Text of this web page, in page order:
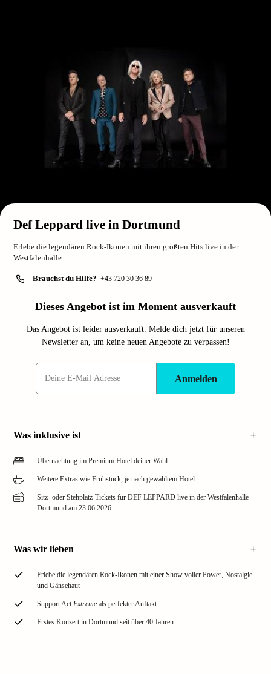
Def Leppard live in Dortmund
Erlebe die legendären Rock-Ikonen mit ihren größten Hits live in der
Westfalenhalle
Brauchst du Hilfe? +43 720 30 36 89
Dieses Angebot ist im Moment ausverkauft
Das Angebot ist leider ausverkauft. Melde dich jetzt für unseren
Newsletter an, um keine neuen Angebote zu verpassen!
Anmelden
Was inklusive ist
Übernachtung im Premium Hotel deiner Wahl
Weitere Extras wie Frühstück, je nach gewähltem Hotel
Sitz- oder Stehplatz-Tickets für DEF LEPPARD live in der Westfalenhalle
Dortmund am 23.06.2026
Was wir lieben
Erlebe die legendären Rock-Ikonen mit einer Show voller Power, Nostalgie
und Gänsehaut
Support ActExtreme als perfekter Auftakt
Erstes Konzert in Dortmund seit über 40 Jahren